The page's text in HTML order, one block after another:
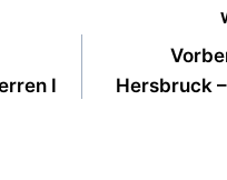
I
Hersbruck